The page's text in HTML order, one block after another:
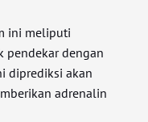
ini meliputi
pendekar dengan
diprediksi akan
adrenalin